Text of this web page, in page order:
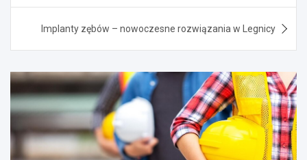
Implanty zębów – nowoczesne rozwiązania w Legnicy